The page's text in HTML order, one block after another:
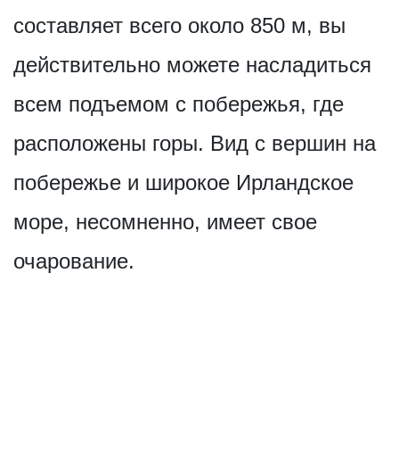
составляет всего около 850 м, вы
действительно можете насладиться
всем подъемом с побережья, где
расположены горы. Вид с вершин на
побережье и широкое Ирландское
море, несомненно, имеет свое
очарование.